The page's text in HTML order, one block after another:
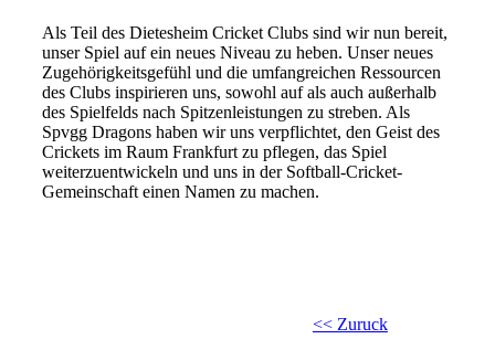
Als Teil des Dietesheim Cricket Clubs sind wir nun bereit,
unser Spiel auf ein neues Niveau zu heben. Unser neues
Zugehörigkeitsgefühl und die umfangreichen Ressourcen
des Clubs inspirieren uns, sowohl auf als auch außerhalb
des Spielfelds nach Spitzenleistungen zu streben. Als
Spvgg Dragons haben wir uns verpflichtet, den Geist des
Crickets im Raum Frankfurt zu pflegen, das Spiel
weiterzuentwickeln und uns in der Softball-Cricket-
Gemeinschaft einen Namen zu machen.
<< Zuruck